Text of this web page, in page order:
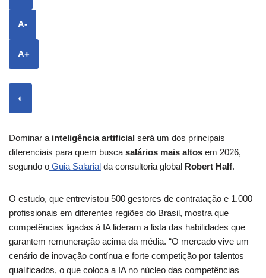
A-
A+
◐
Dominar a inteligência artificial será um dos principais
diferenciais para quem busca salários mais altos em 2026,
segundo o Guia Salarial da consultoria global Robert Half.
O estudo, que entrevistou 500 gestores de contratação e 1.000
profissionais em diferentes regiões do Brasil, mostra que
competências ligadas à IA lideram a lista das habilidades que
garantem remuneração acima da média. “O mercado vive um
cenário de inovação contínua e forte competição por talentos
qualificados, o que coloca a IA no núcleo das competências